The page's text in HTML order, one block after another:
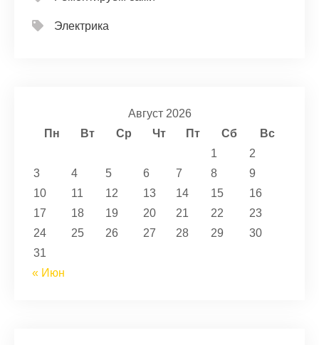
Электрика
Август 2026
Пн
Вт Ср Чт Пт Сб
Вс
1
2
3
4 5 6 7 8
9
10
11 12 13 14 15
16
17
18 19 20 21 22
23
24
25 26 27 28 29
30
31
« Июн